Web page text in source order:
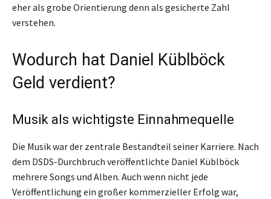
eher als grobe Orientierung denn als gesicherte Zahl
verstehen.
Wodurch hat Daniel Küblböck
Geld verdient?
Musik als wichtigste Einnahmequelle
Die Musik war der zentrale Bestandteil seiner Karriere. Nach
dem DSDS-Durchbruch veröffentlichte Daniel Küblböck
mehrere Songs und Alben. Auch wenn nicht jede
Veröffentlichung ein großer kommerzieller Erfolg war,